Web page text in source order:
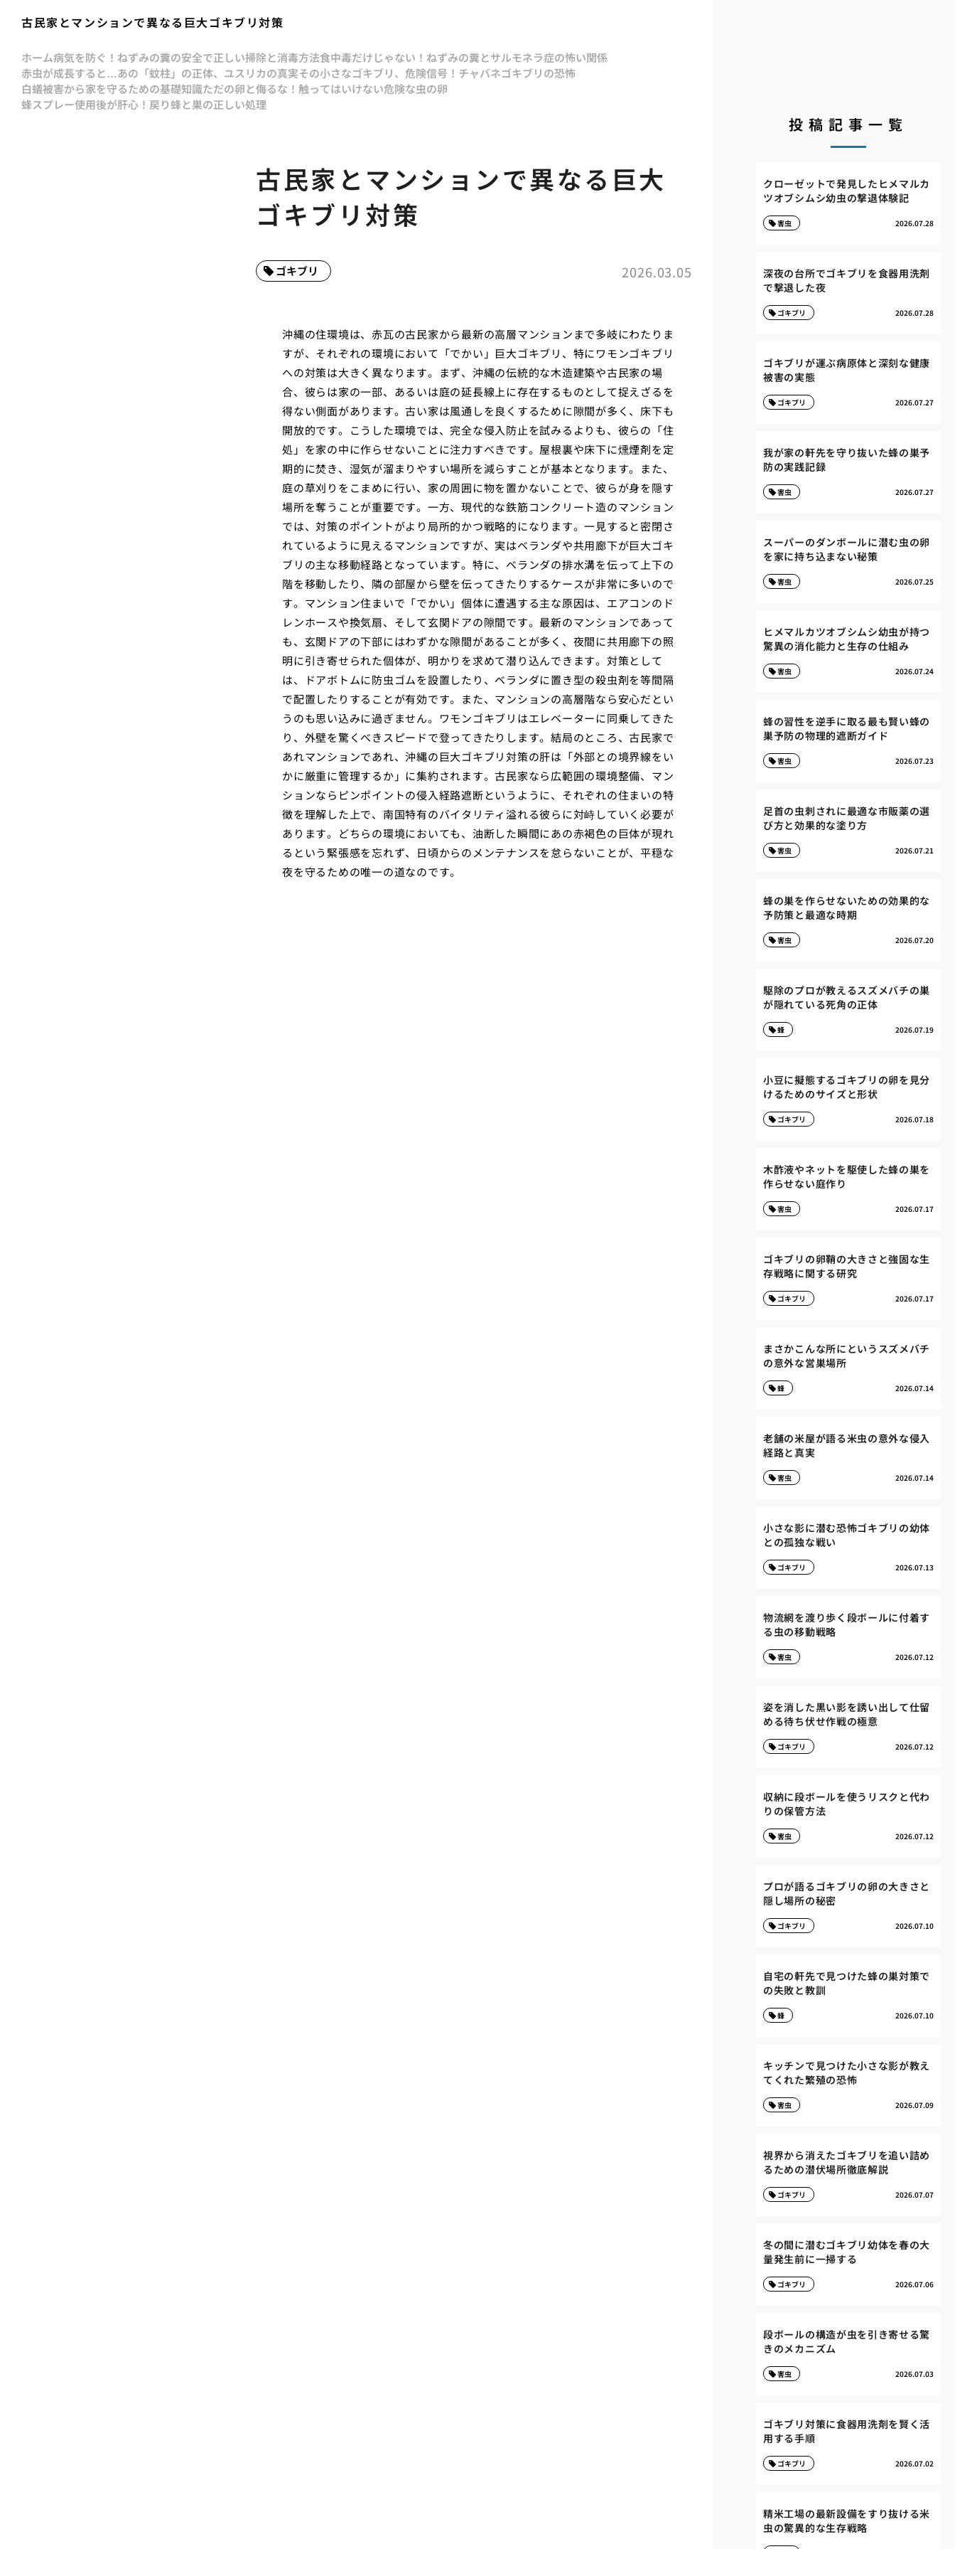
古民家とマンションで異なる巨大ゴキブリ対策
ホーム病気を防ぐ！ねずみの糞の安全で正しい掃除と消毒方法食中毒だけじゃない！ねずみの糞とサルモネラ症の怖い関係
赤虫が成長すると…あの「蚊柱」の正体、ユスリカの真実その小さなゴキブリ、危険信号！チャバネゴキブリの恐怖
白蟻被害から家を守るための基礎知識ただの卵と侮るな！触ってはいけない危険な虫の卵
蜂スプレー使用後が肝心！戻り蜂と巣の正しい処理
古民家とマンションで異なる巨大
ゴキブリ対策
2026.03.05
ゴキブリ
沖縄の住環境は、赤瓦の古民家から最新の高層マンションまで多岐にわたりま
すが、それぞれの環境において「でかい」巨大ゴキブリ、特にワモンゴキブリ
への対策は大きく異なります。まず、沖縄の伝統的な木造建築や古民家の場
合、彼らは家の一部、あるいは庭の延長線上に存在するものとして捉えざるを
得ない側面があります。古い家は風通しを良くするために隙間が多く、床下も
開放的です。こうした環境では、完全な侵入防止を試みるよりも、彼らの「住
処」を家の中に作らせないことに注力すべきです。屋根裏や床下に燻煙剤を定
期的に焚き、湿気が溜まりやすい場所を減らすことが基本となります。また、
庭の草刈りをこまめに行い、家の周囲に物を置かないことで、彼らが身を隠す
場所を奪うことが重要です。一方、現代的な鉄筋コンクリート造のマンション
では、対策のポイントがより局所的かつ戦略的になります。一見すると密閉さ
れているように見えるマンションですが、実はベランダや共用廊下が巨大ゴキ
ブリの主な移動経路となっています。特に、ベランダの排水溝を伝って上下の
階を移動したり、隣の部屋から壁を伝ってきたりするケースが非常に多いので
す。マンション住まいで「でかい」個体に遭遇する主な原因は、エアコンのド
レンホースや換気扇、そして玄関ドアの隙間です。最新のマンションであって
も、玄関ドアの下部にはわずかな隙間があることが多く、夜間に共用廊下の照
明に引き寄せられた個体が、明かりを求めて潜り込んできます。対策として
は、ドアボトムに防虫ゴムを設置したり、ベランダに置き型の殺虫剤を等間隔
で配置したりすることが有効です。また、マンションの高層階なら安心だとい
うのも思い込みに過ぎません。ワモンゴキブリはエレベーターに同乗してきた
り、外壁を驚くべきスピードで登ってきたりします。結局のところ、古民家で
あれマンションであれ、沖縄の巨大ゴキブリ対策の肝は「外部との境界線をい
かに厳重に管理するか」に集約されます。古民家なら広範囲の環境整備、マン
ションならピンポイントの侵入経路遮断というように、それぞれの住まいの特
徴を理解した上で、南国特有のバイタリティ溢れる彼らに対峙していく必要が
あります。どちらの環境においても、油断した瞬間にあの赤褐色の巨体が現れ
るという緊張感を忘れず、日頃からのメンテナンスを怠らないことが、平穏な
夜を守るための唯一の道なのです。
投稿記事一覧
クローゼットで発見したヒメマルカ
ツオブシムシ幼虫の撃退体験記
2026.07.28
害虫
深夜の台所でゴキブリを食器用洗剤
で撃退した夜
2026.07.28
ゴキブリ
ゴキブリが運ぶ病原体と深刻な健康
被害の実態
2026.07.27
ゴキブリ
我が家の軒先を守り抜いた蜂の巣予
防の実践記録
2026.07.27
害虫
スーパーのダンボールに潜む虫の卵
を家に持ち込まない秘策
2026.07.25
害虫
ヒメマルカツオブシムシ幼虫が持つ
驚異の消化能力と生存の仕組み
2026.07.24
害虫
蜂の習性を逆手に取る最も賢い蜂の
巣予防の物理的遮断ガイド
2026.07.23
害虫
足首の虫刺されに最適な市販薬の選
び方と効果的な塗り方
2026.07.21
害虫
蜂の巣を作らせないための効果的な
予防策と最適な時期
2026.07.20
害虫
駆除のプロが教えるスズメバチの巣
が隠れている死角の正体
2026.07.19
蜂
小豆に擬態するゴキブリの卵を見分
けるためのサイズと形状
2026.07.18
ゴキブリ
木酢液やネットを駆使した蜂の巣を
作らせない庭作り
2026.07.17
害虫
ゴキブリの卵鞘の大きさと強固な生
存戦略に関する研究
2026.07.17
ゴキブリ
まさかこんな所にというスズメバチ
の意外な営巣場所
2026.07.14
蜂
老舗の米屋が語る米虫の意外な侵入
経路と真実
2026.07.14
害虫
小さな影に潜む恐怖ゴキブリの幼体
との孤独な戦い
2026.07.13
ゴキブリ
物流網を渡り歩く段ボールに付着す
る虫の移動戦略
2026.07.12
害虫
姿を消した黒い影を誘い出して仕留
める待ち伏せ作戦の極意
2026.07.12
ゴキブリ
収納に段ボールを使うリスクと代わ
りの保管方法
2026.07.12
害虫
プロが語るゴキブリの卵の大きさと
隠し場所の秘密
2026.07.10
ゴキブリ
自宅の軒先で見つけた蜂の巣対策で
の失敗と教訓
2026.07.10
蜂
キッチンで見つけた小さな影が教え
てくれた繁殖の恐怖
2026.07.09
害虫
視界から消えたゴキブリを追い詰め
るための潜伏場所徹底解説
2026.07.07
ゴキブリ
冬の間に潜むゴキブリ幼体を春の大
量発生前に一掃する
2026.07.06
ゴキブリ
段ボールの構造が虫を引き寄せる驚
きのメカニズム
2026.07.03
害虫
ゴキブリ対策に食器用洗剤を賢く活
用する手順
2026.07.02
ゴキブリ
精米工場の最新設備をすり抜ける米
虫の驚異的な生存戦略